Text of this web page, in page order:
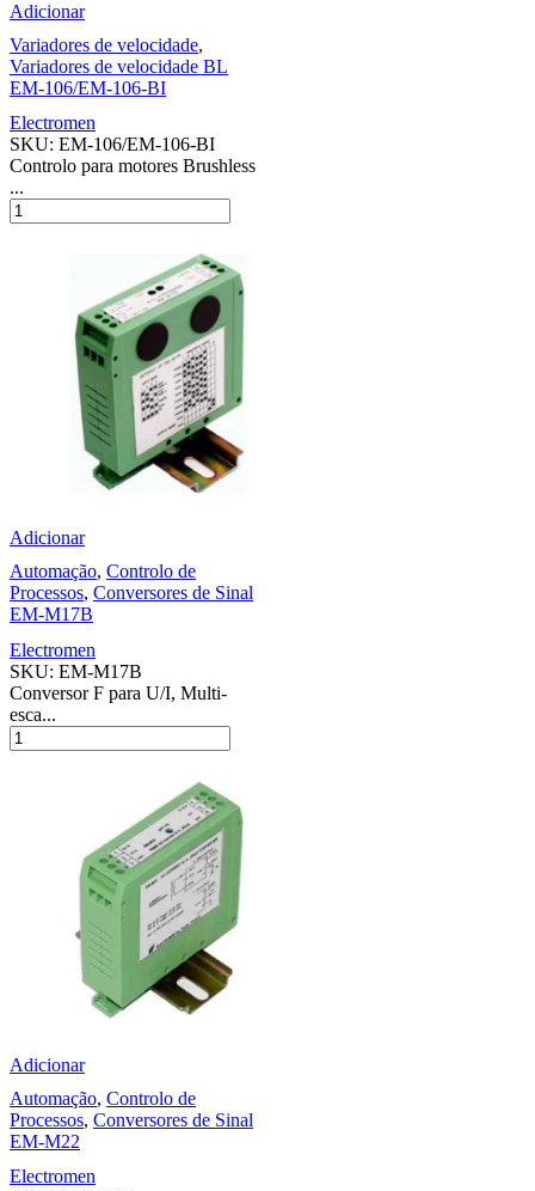
Adicionar
Variadores de velocidade,
Variadores de velocidade BL
EM-106/EM-106-BI
Electromen
SKU: EM-106/EM-106-BI
Controlo para motores Brushless
...
Adicionar
Automação, Controlo de
Processos, Conversores de Sinal
EM-M17B
Electromen
SKU: EM-M17B
Conversor F para U/I, Multi-
esca...
Adicionar
Automação, Controlo de
Processos, Conversores de Sinal
EM-M22
Electromen